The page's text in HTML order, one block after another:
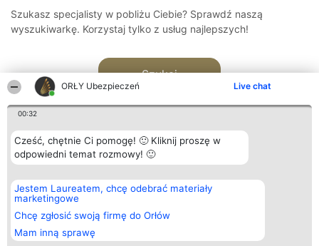
ORŁY Ubezpieczeń Live chat
00:32
Cześć, chętnie Ci pomogę! 🙂 Kliknij proszę w
odpowiedni temat rozmowy! 🙂
Jestem Laureatem, chcę odebrać materiały
marketingowe
Chcę zgłosić swoją firmę do Orłów
Mam inną sprawę
Szukasz specjalisty w pobliżu Ciebie? Sprawdź naszą
wyszukiwarkę. Korzystaj tylko z usług najlepszych!
Szukaj
Organizator plebiscytu
Bright Side Solutions sp. z o.
o. sp. k.
ul. Ruska 22
Wrocław 50-079
KRS 0000749100 | Regon
381313360 | NIP 8943132676
Plebiscyt
Laureaci
wszystkich
Laureatów
Regulamin
Kontakt
Kontakt